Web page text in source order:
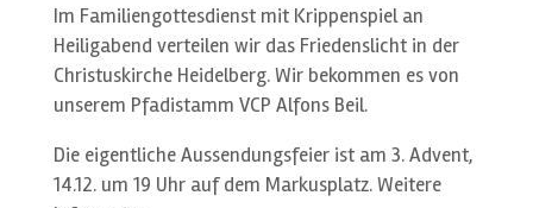
Im Familiengottesdienst mit Krippenspiel an
Heiligabend verteilen wir das Friedenslicht in der
Christuskirche Heidelberg. Wir bekommen es von
unserem Pfadistamm VCP Alfons Beil.
Die eigentliche Aussendungsfeier ist am 3. Advent,
14.12. um 19 Uhr auf dem Markusplatz. Weitere